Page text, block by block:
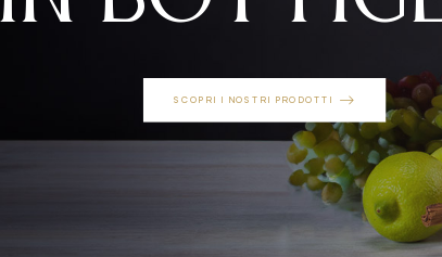
SCOPRI I NOSTRI PRODOTTI